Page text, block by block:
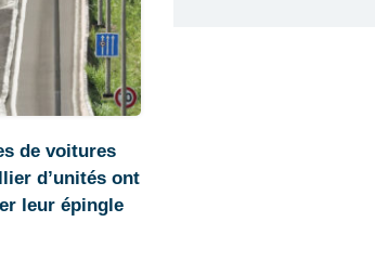
de voitures
d’unités ont
leur épingle